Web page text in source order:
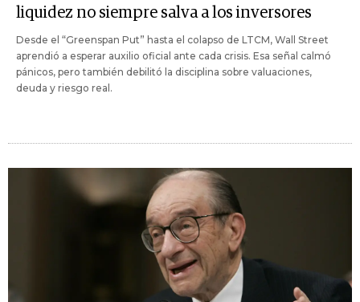
liquidez no siempre salva a los inversores
Desde el “Greenspan Put” hasta el colapso de LTCM, Wall Street
aprendió a esperar auxilio oficial ante cada crisis. Esa señal calmó
pánicos, pero también debilitó la disciplina sobre valuaciones,
deuda y riesgo real.